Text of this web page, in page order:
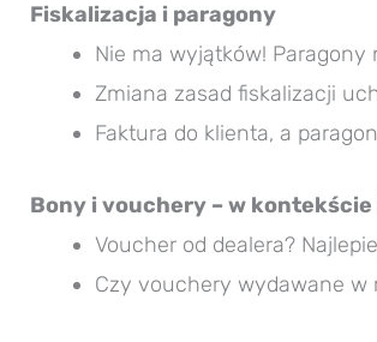
Fiskalizacja i paragony
Nie ma wyjątków!
Zmiana zasad fiskalizacji
Faktura do klienta, a
Bony i vouchery – w kontekście
Voucher od dealera?
Czy vouchery wydawane w